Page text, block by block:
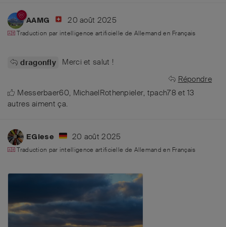
AAMG 20 août 2025
Traduction par intelligence artificielle de Allemand en Français
dragonfly
Merci et salut !
Répondre
Messerbaer60, MichaelRothenpieler, tpach78et13
autres aiment ça.
EGiese 20 août 2025
Traduction par intelligence artificielle de Allemand en Français